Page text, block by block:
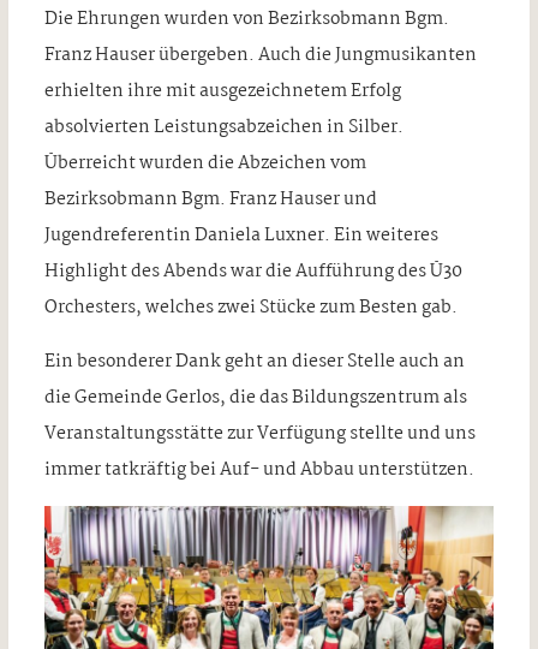
Die Ehrungen wurden von Bezirksobmann Bgm.
Franz Hauser übergeben. Auch die Jungmusikanten
erhielten ihre mit ausgezeichnetem Erfolg
absolvierten Leistungsabzeichen in Silber.
Überreicht wurden die Abzeichen vom
Bezirksobmann Bgm. Franz Hauser und
Jugendreferentin Daniela Luxner. Ein weiteres
Highlight des Abends war die Aufführung des Ü30
Orchesters, welches zwei Stücke zum Besten gab.
Ein besonderer Dank geht an dieser Stelle auch an
die Gemeinde Gerlos, die das Bildungszentrum als
Veranstaltungsstätte zur Verfügung stellte und uns
immer tatkräftig bei Auf- und Abbau unterstützen.